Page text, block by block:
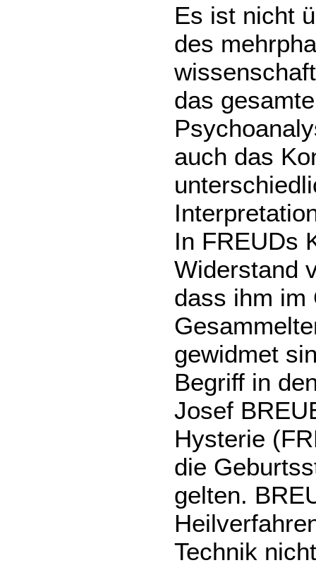
Es ist nicht
des
das
auch das
In FREUDs
Widerstand
dass ihm im
gewidmet
Begriff in
Josef
Hysterie
die
gelten.
Technik